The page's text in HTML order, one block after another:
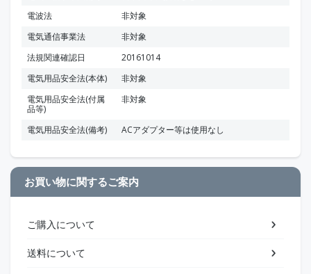
電波法
非対象
電気通信事業法
非対象
法規関連確認日
20161014
電気用品安全法(本体)
非対象
電気用品安全法(付属
品等)
非対象
電気用品安全法(備考) ACアダプター等は使用なし
お買い物に関するご案内
ご購入について
送料について